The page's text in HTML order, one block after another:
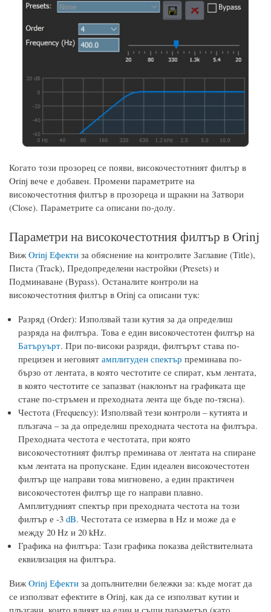
Когато този прозорец се появи, високочестотният филтър в
Orinj вече е добавен. Промени параметрите на
високочестотния филтър в прозореца и щракни на Затвори
(Close). Параметрите са описани по-долу.
Параметри на високочестотния филтър в Orinj
Виж Orinj Ефекти за обяснение на контролите Заглавие (Title),
Писта (Track), Предопределени настройки (Presets) и
Подминаване (Bypass). Останалите контроли на
високочестотния филтър в Orinj са описани тук:
Разряд (Order): Използвай тази кутия за да определиш
разряда на филтъра. Това е един високочестотен филтър на
Батъруърт. При по-високи разряди, филтърът става по-
прецизен и неговият амплитуден спектър преминава по-
бързо от лентата, в която честотите се спират, към лентата,
в която честотите се запазват (наклонът на графиката ще
стане по-стръмен и преходната лента ще бъде по-тясна).
Честота (Frequency): Използвай тези контроли – кутията и
плъзгача – за да определиш преходната честота на филтъра.
Преходната честота е честотата, при която
високочестотният филтър преминава от лентата на спиране
към лентата на пропускане. Един идеален високочестотен
филтър ще направи това мигновено, а един практичен
високочестотен филтър ще го направи плавно.
Амплитудният спектър при преходната честота на този
филтър е -3 dB. Честотата се измерва в Hz и може да е
между 20 Hz и 20 kHz.
Графика на филтъра: Тази графика показва действителната
еквилизация на филтъра.
ВижOrinj Ефекти за допълнителни бележки за: къде могат да
се използват ефектите в Orinj, как да се използват кутии и